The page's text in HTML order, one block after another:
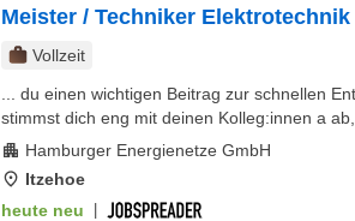
Meister / Techniker
Vollzeit
... du einen wichtigen Beitrag zur schnellen
stimmst dich eng mit deinen Kolleg:innen a ab,
Hamburger Energienetze GmbH
Itzehoe
heute neu